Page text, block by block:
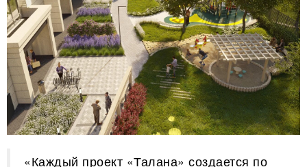
«Каждый проект «Талана» создается по